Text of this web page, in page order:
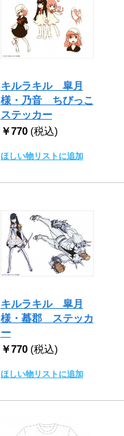
キルラキル 皐月
様・乃音 ちびっこ
ステッカー
￥770 (税込)
ほしい物リストに追加
キルラキル 皐月
様・蟇郡 ステッカ
ー
￥770 (税込)
ほしい物リストに追加